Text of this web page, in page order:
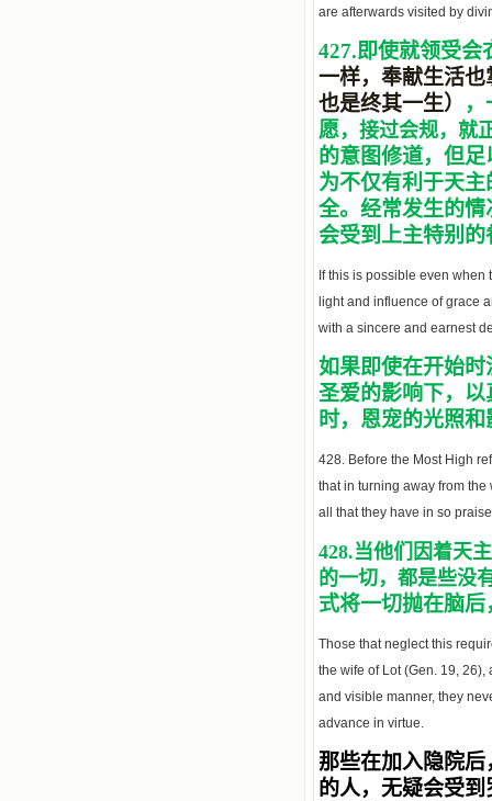
are afterwards visited by
427.即使就领受会
一样，奉献生活
也是终其一生）
，
愿，接过会规，就
的意图修道，但
为不仅有利于天
全。经常发生的
会受到上主特别的
If this is possible even
light and influence of grace
with a sincere and earnest
如果即使在开始
圣爱的影响下，
时，恩宠的光照
428. Before the Most High
that in turning away from
all that they have in so
428.当他们因着天
的一切，都是些没
式将一切抛在脑
Those that neglect this
the wife of Lot (Gen. 19,
and visible manner, they
advance in virtue.
那些在加入隐院
的人，无疑会受